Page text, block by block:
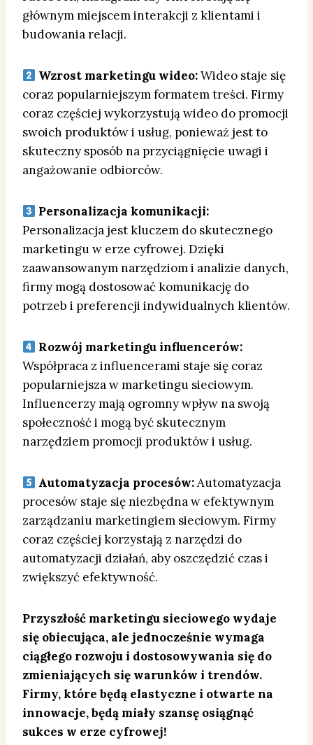
głównym miejscem interakcji z klientami i
budowania relacji.
Wzrost marketingu wideo:Wideo staje się
coraz popularniejszym formatem treści. Firmy
coraz częściej wykorzystują wideo do promocji
swoich produktów i usług, ponieważ jest to
skuteczny sposób na przyciągnięcie uwagi i
angażowanie odbiorców.
Personalizacja komunikacji:
Personalizacja jest kluczem do skutecznego
marketingu w erze cyfrowej. Dzięki
zaawansowanym narzędziom i analizie danych,
firmy mogą dostosować komunikację do
potrzeb i preferencji indywidualnych klientów.
Rozwój marketingu influencerów:
Współpraca z influencerami staje się coraz
popularniejsza w marketingu sieciowym.
Influencerzy mają ogromny wpływ na swoją
społeczność i mogą być skutecznym
narzędziem promocji produktów i usług.
Automatyzacja procesów:Automatyzacja
procesów staje się niezbędna w efektywnym
zarządzaniu marketingiem sieciowym. Firmy
coraz częściej korzystają z narzędzi do
automatyzacji działań, aby oszczędzić czas i
zwiększyć efektywność.
Przyszłość marketingu sieciowego wydaje
się obiecująca, ale jednocześnie wymaga
ciągłego rozwoju i dostosowywania się do
zmieniających się warunków i trendów.
Firmy, które będą elastyczne i otwarte na
innowacje, będą miały szansę osiągnąć
sukces w erze cyfrowej!